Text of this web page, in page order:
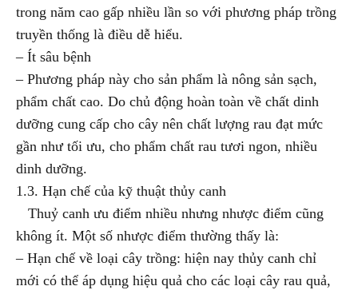
trong năm cao gấp nhiều lần so với phương pháp trồng
truyền thống là điều dễ hiểu.
– Ít sâu bệnh
– Phương pháp này cho sản phẩm là nông sản sạch,
phẩm chất cao. Do chủ động hoàn toàn về chất dinh
dưỡng cung cấp cho cây nên chất lượng rau đạt mức
gần như tối ưu, cho phẩm chất rau tươi ngon, nhiều
dinh dưỡng.
1.3. Hạn chế của kỹ thuật thủy canh
Thuỷ canh ưu điểm nhiều nhưng nhược điểm cũng
không ít. Một số nhược điểm thường thấy là:
– Hạn chế về loại cây trồng: hiện nay thủy canh chỉ
mới có thể áp dụng hiệu quả cho các loại cây rau quả,